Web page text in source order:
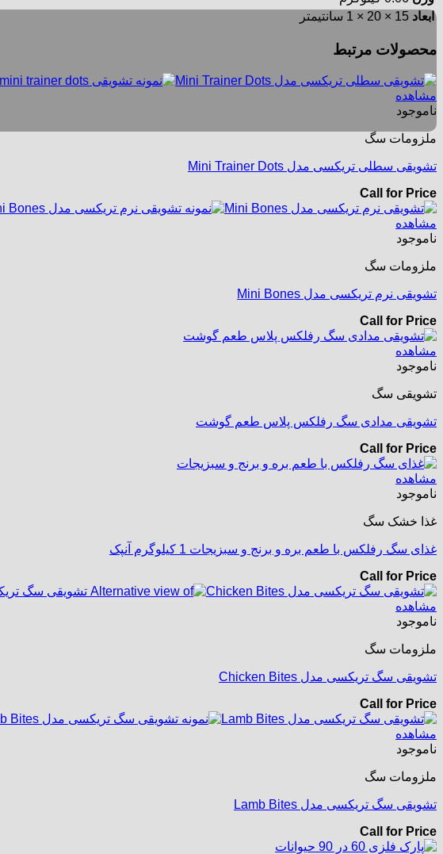
ابعاد 15 × 20 × 1 سانتیمتر
محصولات مرتبط
مشاهده
ناموجود
ملزومات سگ
تشویقی سطلی تریکسی مدل Mini Trainer Dots
Call for Price
مشاهده
ناموجود
ملزومات سگ
تشویقی نرم تریکسی مدل Mini Bones
Call for Price
مشاهده
ناموجود
تشویقی سگ
تشویقی مدادی سگ رفلکس پلاس طعم گوشت
Call for Price
مشاهده
ناموجود
غذا خشک سگ
غذای سگ رفلکس با طعم بره و برنج و سبزیجات 1 کیلوگرم آنپک
Call for Price
مشاهده
ناموجود
ملزومات سگ
تشویقی سگ تریکسی مدل Chicken Bites
Call for Price
مشاهده
ناموجود
ملزومات سگ
تشویقی سگ تریکسی مدل Lamb Bites
Call for Price